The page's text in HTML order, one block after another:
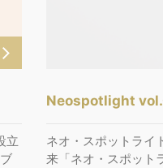
立
Neospotlight
ネオ・スポットライ
来「ネオ・スポット